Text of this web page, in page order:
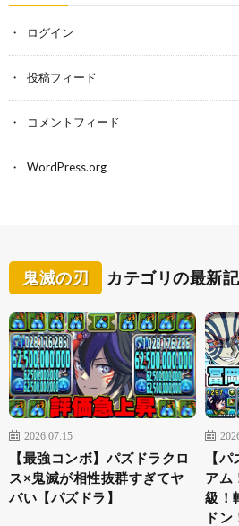
ログイン
投稿フィード
コメントフィード
WordPress.org
鬼滅の刃 カテゴリの最新
2026.07.15
【最強コンボ】パズドラクロ
ス×鬼滅が相性抜群すぎてヤ
バい【パズドラ】
【
アム
級！
ドン